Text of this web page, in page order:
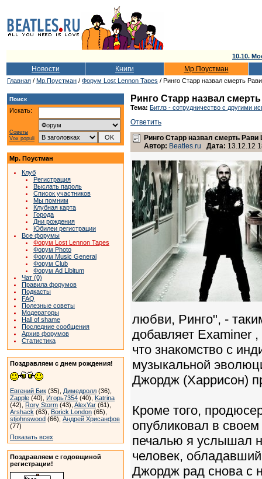
10.10.
Новости Книги Мр.Поустман
Главная / Мр.Поустман / Форум Lost Lennon Tapes / Ринго Старр назвал смерть
Поиск
Искать:
Советы
Vox populi
Мр. Поустман
Клуб
Регистрация
Выслать пароль
Список участников
Мы помним
Клубная карта
Города
Дни рождения
Юбилеи регистрации
Все форумы
Форум Lost Lennon Tapes
Форум Photo
Форум Music General
Форум Club
Форум Ad Libitum
Чат (0)
Правила форумов
Подкасты
FAQ
Полезные советы
Модераторы
Hall of shame
Последние сообщения
Архив форумов
Статистика
Поздравляем с днем рождения!
Евгений Бик (35), Димедролл (36),
Zapple (40), Игорь7354 (40), Katrina
(42), Rory Storm (43), AlexYar (61),
Arshack (63), Borick London (65),
stjohnswood (66), Андрей Хрисанфов
(77)
Показать всех
Поздравляем с годовщиной
регистрации!
Ринго Старр назвал
Тема: Битлз - сотрудничество с другими
Ответить
Ринго Старр назвал смерть
Автор: Beatles.ru Дата: 13.12.12
любви, Ринго", -
добавляет Examiner
что знакомство с
музыкальной
Джордж (Харрисон)
Кроме того,
опубликовал в
печалью я услышал
человек,
Джордж рад снова с